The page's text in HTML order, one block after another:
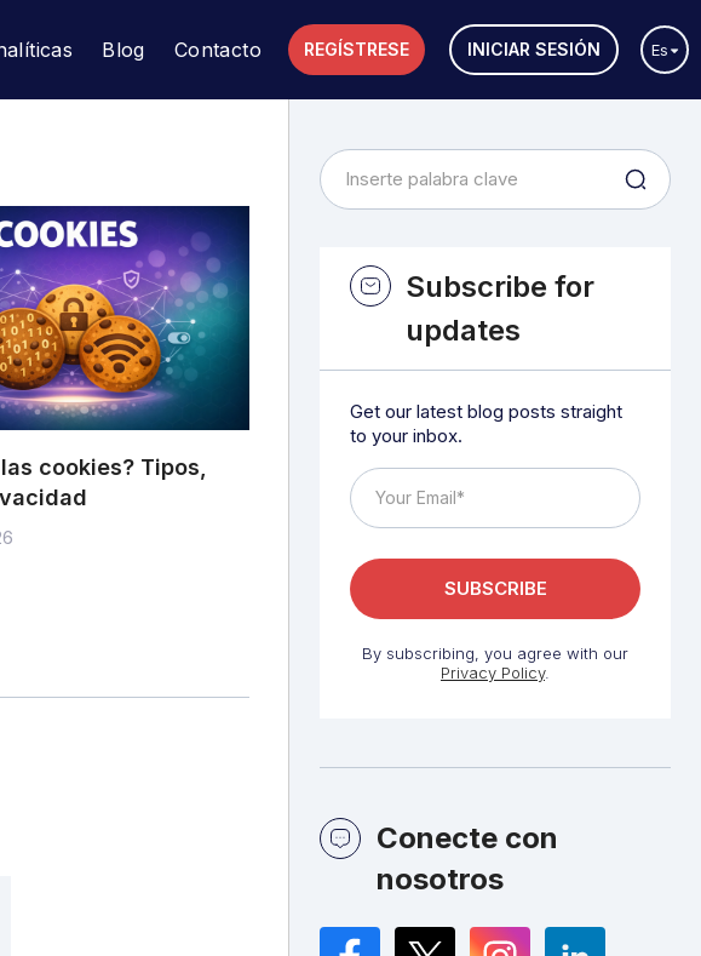
REGÍSTRESE INICIAR SESIÓN Es
Blog Contacto
cookies? Tipos,
Subscribe for
updates
Get our latest blog posts straight
to your inbox.
By subscribing, you agree with our
Privacy Policy.
Conecte con
nosotros